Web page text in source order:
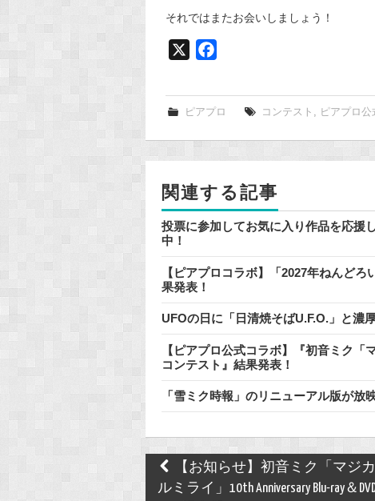
それではまたお会いしましょう！
e
k
ピアプロ コンテスト , ピアプロ公
関連する記事
投票に参加してお気に入り作品を応援
中！
【ピアプロコラボ】「2027年ねんど
果発表！
UFOの日に「日清焼そばU.F.O.」と濃
【ピアプロ公式コラボ】『初音ミク
コンテスト』結果発表！
「雪ミク時報」のリニューアル版が放
Post
navigation
【お知らせ】初音ミク「マジカ
ルミライ」10th Anniversary Blu-ray＆